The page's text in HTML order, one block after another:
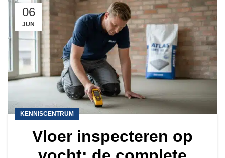
06
JUN
KENNISCENTRUM
Vloer inspecteren op